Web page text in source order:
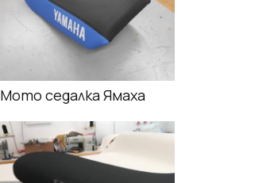
Мото седалка Ямаха